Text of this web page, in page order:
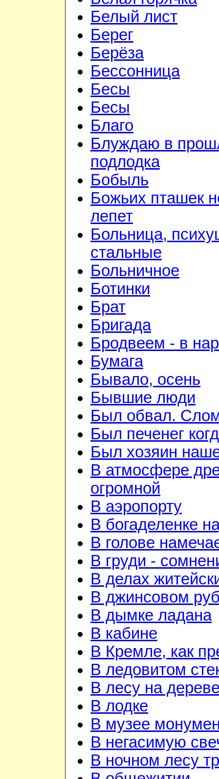
Белый лист
Берег
Берёза
Бессонница
Бесы
Бесы
Благо
Блуждаю в
подлодка
Бобыль
Божьих пташек
лепет
Больница,
стальные
Больничное
Ботинки
Брат
Бригада
Бродвеем - в
Бумага
Бывало, осень
Бывшие люди
Был обвал.
Был печенег
Был хозяин
В атмосфере
огромной
В аэропорту
В богаделенке
В голове
В груди -
В делах
В джинсовом
В дымке ладана
В кабине
В Кремле, как
В ледовитом
В лесу на
В лодке
В музее
В негасимую
В ночном лесу